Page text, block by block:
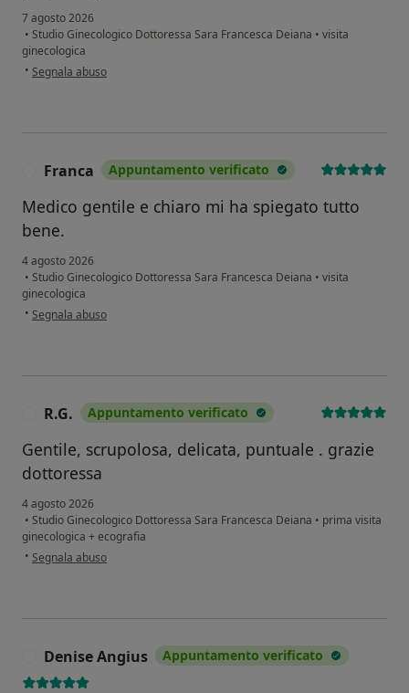
7 agosto 2026
• Studio Ginecologico Dottoressa Sara Francesca Deiana • visita
ginecologica
• secondo l'opinione dell'utente S.L
Segnala abuso
Franca Appuntamento verificato
Medico gentile e chiaro mi ha spiegato tutto
bene.
4 agosto 2026
• Studio Ginecologico Dottoressa Sara Francesca Deiana • visita
ginecologica
• secondo l'opinione dell'utente Franca
Segnala abuso
R.G. Appuntamento verificato
Gentile, scrupolosa, delicata, puntuale . grazie
dottoressa
4 agosto 2026
• Studio Ginecologico Dottoressa Sara Francesca Deiana • prima visita
ginecologica + ecografia
• secondo l'opinione dell'utente R.G.
Segnala abuso
Denise Angius Appuntamento verificato